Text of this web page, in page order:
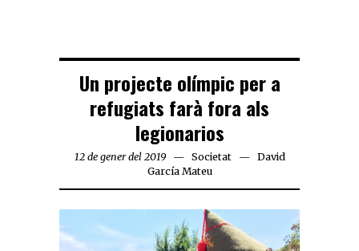
Un projecte olímpic per a
refugiats farà fora als
legionarios
12 de gener del 2019 Societat
David
García Mateu